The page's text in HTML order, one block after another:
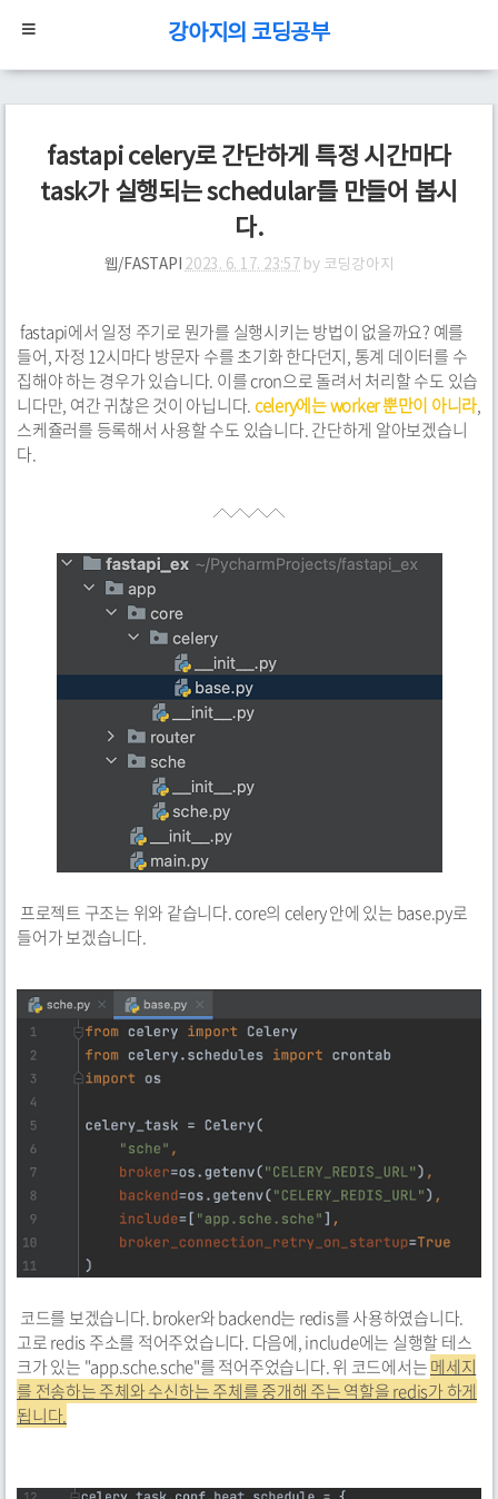
강아지의 코딩공부
fastapi celery로 간단하게 특정 시간마다
task가 실행되는 schedular를 만들어 봅시
다.
웹/FASTAPI 2023. 6. 17. 23:57 by코딩강아지
fastapi에서 일정 주기로 뭔가를 실행시키는 방법이 없을까요? 예를
들어, 자정 12시마다 방문자 수를 초기화 한다던지, 통계 데이터를 수
집해야 하는 경우가 있습니다. 이를 cron으로 돌려서 처리할 수도 있습
니다만, 여간 귀찮은 것이 아닙니다.celery에는 worker 뿐만이 아니라,
스케쥴러를 등록해서 사용할 수도 있습니다. 간단하게 알아보겠습니
다.
프로젝트 구조는 위와 같습니다. core의 celery 안에 있는 base.py로
들어가 보겠습니다.
코드를 보겠습니다. broker와 backend는 redis를 사용하였습니다.
고로 redis 주소를 적어주었습니다. 다음에, include에는 실행할 테스
크가 있는 "app.sche.sche"를 적어주었습니다. 위 코드에서는메세지
를 전송하는 주체와 수신하는 주체를 중개해 주는 역할을 redis가 하게
됩니다.